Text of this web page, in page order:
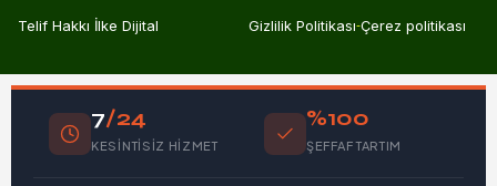
Telif Hakkı İlke Dijital Gizlilik Politikası Çerez politikası
7/24
KESINTISIZ HIZMET
%100
ŞEFFAF TARTIM